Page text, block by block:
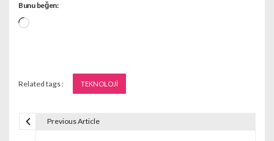
Bunu beğen:
Yükleniyor...
Related tags : TEKNOLOJİ
Previous Article